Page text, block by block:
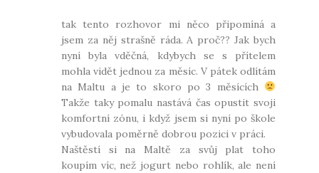
tak tento rozhovor mi něco připomíná a
jsem za něj strašně ráda. A proč?? Jak bych
nyní byla vděčná, kdybych se s přítelem
mohla vidět jednou za měsíc. V pátek odlítám
na Maltu a je to skoro po 3 měsících
Takže taky pomalu nastává čas opustit svoji
komfortní zónu, i když jsem si nyní po škole
vybudovala poměrně dobrou pozici v práci.
Naštěstí si na Maltě za svůj plat toho
koupím víc, než jogurt nebo rohlík, ale není